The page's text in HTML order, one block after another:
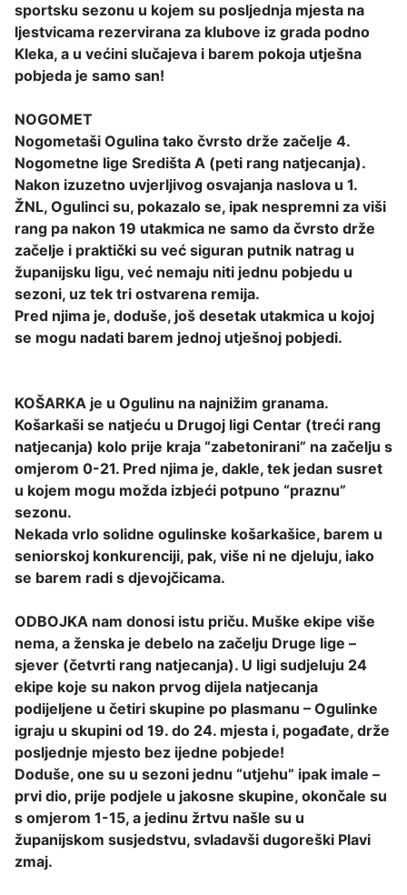
sportsku sezonu u kojem su posljednja mjesta na
ljestvicama rezervirana za klubove iz grada podno
Kleka, a u većini slučajeva i barem pokoja utješna
pobjeda je samo san!
NOGOMET
Nogometaši Ogulina tako čvrsto drže začelje 4.
Nogometne lige Središta A (peti rang natjecanja).
Nakon izuzetno uvjerljivog osvajanja naslova u 1.
ŽNL, Ogulinci su, pokazalo se, ipak nespremni za viši
rang pa nakon 19 utakmica ne samo da čvrsto drže
začelje i praktički su već siguran putnik natrag u
županijsku ligu, već nemaju niti jednu pobjedu u
sezoni, uz tek tri ostvarena remija.
Pred njima je, doduše, još desetak utakmica u kojoj
se mogu nadati barem jednoj utješnoj pobjedi.
KOŠARKA je u Ogulinu na najnižim granama.
Košarkaši se natjeću u Drugoj ligi Centar (treći rang
natjecanja) kolo prije kraja “zabetonirani” na začelju s
omjerom 0-21. Pred njima je, dakle, tek jedan susret
u kojem mogu možda izbjeći potpuno “praznu”
sezonu.
Nekada vrlo solidne ogulinske košarkašice, barem u
seniorskoj konkurenciji, pak, više ni ne djeluju, iako
se barem radi s djevojčicama.
ODBOJKA nam donosi istu priču. Muške ekipe više
nema, a ženska je debelo na začelju Druge lige –
sjever (četvrti rang natjecanja). U ligi sudjeluju 24
ekipe koje su nakon prvog dijela natjecanja
podijeljene u četiri skupine po plasmanu – Ogulinke
igraju u skupini od 19. do 24. mjesta i, pogađate, drže
posljednje mjesto bez ijedne pobjede!
Doduše, one su u sezoni jednu “utjehu” ipak imale –
prvi dio, prije podjele u jakosne skupine, okončale su
s omjerom 1-15, a jedinu žrtvu našle su u
županijskom susjedstvu, svladavši dugoreški Plavi
zmaj.